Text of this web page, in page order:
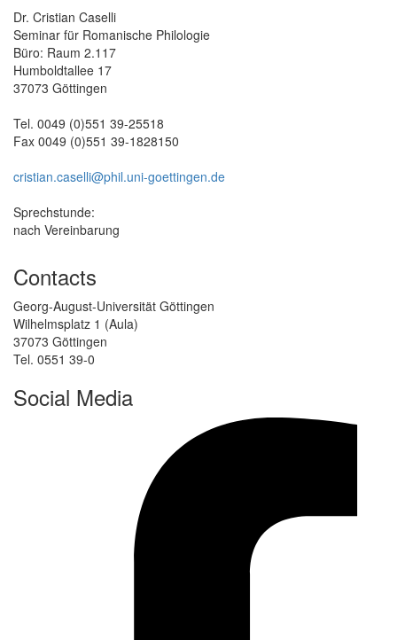
Dr. Cristian Caselli
Seminar für Romanische Philologie
Büro: Raum 2.117
Humboldtallee 17
37073 Göttingen
Tel. 0049 (0)551 39-25518
Fax 0049 (0)551 39-1828150
cristian.caselli@phil.uni-goettingen.de
Sprechstunde:
nach Vereinbarung
Contacts
Georg-August-Universität Göttingen
Wilhelmsplatz 1 (Aula)
37073 Göttingen
Tel. 0551 39-0
Social Media